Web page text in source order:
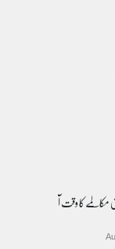
کا وقت آ